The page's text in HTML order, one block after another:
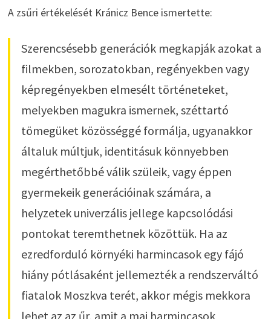
A zsűri értékelését Kránicz Bence ismertette:
Szerencsésebb generációk megkapják azokat a
filmekben, sorozatokban, regényekben vagy
képregényekben elmesélt történeteket,
melyekben magukra ismernek, széttartó
tömegüket közösséggé formálja, ugyanakkor
általuk múltjuk, identitásuk könnyebben
megérthetőbbé válik szüleik, vagy éppen
gyermekeik generációinak számára, a
helyzetek univerzális jellege kapcsolódási
pontokat teremthetnek közöttük. Ha az
ezredforduló környéki harmincasok egy fájó
hiány pótlásaként jellemezték a rendszerváltó
fiatalok Moszkva terét, akkor mégis mekkora
lehet az az űr, amit a mai harmincasok